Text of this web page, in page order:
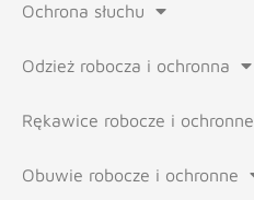
Ochrona słuchu
Odzież robocza i ochronna
Rękawice robocze i ochronne
Obuwie robocze i ochronne